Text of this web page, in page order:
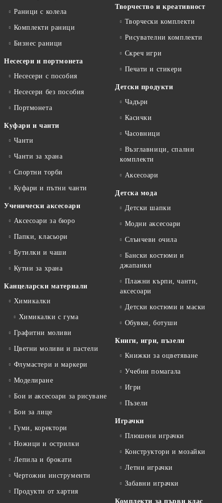
Раници с колела
Комплекти раници
Бизнес раници
Несесери и портмонета
Несесери с пособия
Несесери без пособия
Портмонета
Куфари и чанти
Чанти
Чанти за храна
Спортни торби
Куфари и пътни чанти
Ученически аксесоари
Аксесоари за бюро
Папки, класьори
Бутилки и чаши
Кутии за храна
Канцеларски материали
Химикалки
Химикалки с гума
Графитни моливи
Цветни моливи и пастели
Флумастери и маркери
Моделиране
Бои и аксесоари за рисуване
Бои за лице
Гуми, коректори
Ножици и острилки
Лепила и брокати
Чертожни инструменти
Продукти от хартия
Творчество и креативност
Творчески комплекти
Рисувателни комплекти
Скреч игри
Печати и стикери
Детски продукти
Чадъри
Касички
Часовници
Възглавници, спални
комплекти
Аксесоари
Детска мода
Детски шапки
Модни аксесоари
Слънчеви очила
Бански костюми и
джапанки
Плажни кърпи, чанти,
аксесоари
Детски костюми и маски
Обувки, ботуши
Книги, игри, пъзели
Книжки за оцветяване
Учебни помагала
Игри
Пъзели
Играчки
Плюшени играчки
Конструктори и мозайки
Летни играчки
Забавни играчки
Комплекти за първи клас